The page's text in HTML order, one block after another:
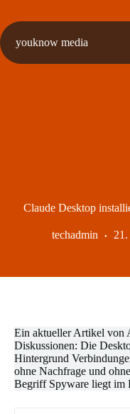
springen
youknow media
Claude Desktop
techadmin
Ein aktueller Artikel von
Diskussionen: Die
Hintergrund
ohne Nachfrage und
Begriff Spyware liegt im